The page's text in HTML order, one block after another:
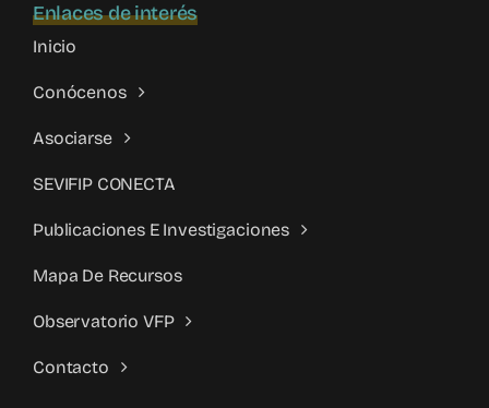
Enlaces de interés
Inicio
Conócenos
Asociarse
SEVIFIP CONECTA
Publicaciones E Investigaciones
Mapa De Recursos
Observatorio VFP
Contacto